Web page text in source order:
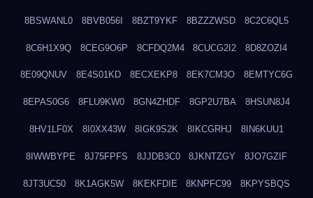
8BSWANL0 8BVB056I 8BZT9YKF 8BZZZWSD 8C2C6QL5
8C6H1X9Q 8CEG9O6P 8CFDQ2M4 8CUCG2I2 8D8ZOZI4
8E09QNUV 8E4S01KD 8ECXEKP8 8EK7CM3O 8EMTYC6G
8EPAS0G6 8FLU9KW0 8GN4ZHDF 8GP2U7BA 8HSUN8J4
8HV1LF0X 8I0XX43W 8IGK9S2K 8IKCGRHJ 8IN6KUU1
8IWWBYPE 8J75FPFS 8JJDB3C0 8JKNTZGY 8JO7GZIF
8JT3UC50 8K1AGK5W 8KEKFDIE 8KNPFC99 8KPYSBQS